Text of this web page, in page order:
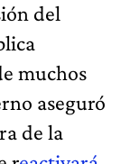
del
muchos
aseguró
de la